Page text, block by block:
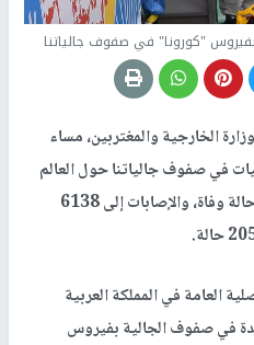
الخارجية والمغتربين، مساء
في صفوف جالياتنا حول العالم
بسبب فيروس "كورونا" إلى 260 حالة وفاة، والإصابات إلى 6138
العامة في المملكة العربية
في صفوف الجالية بفيروس